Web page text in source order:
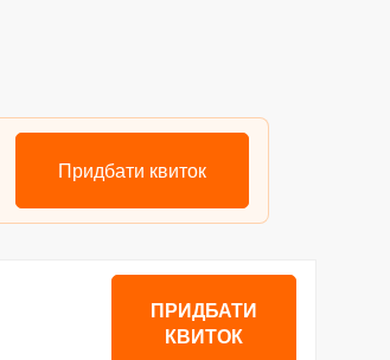
Придбати квиток
ПРИДБАТИ
КВИТОК